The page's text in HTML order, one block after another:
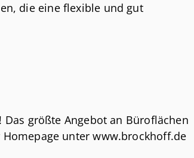
die eine flexible und gut
größte Angebot an Büroflächen
unter www.brockhoff.de